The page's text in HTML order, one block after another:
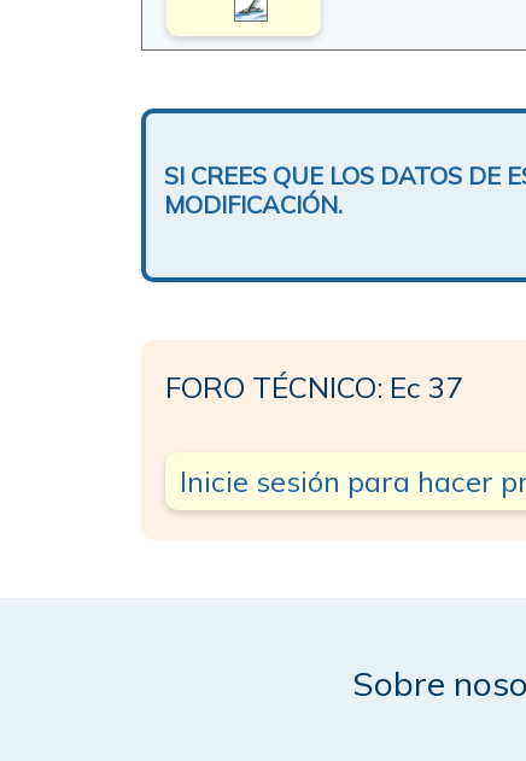
SI CREES QUE LOS DATOS DE
MODIFICACIÓN.
FORO TÉCNICO: Ec 37
Inicie sesión para hacer
Sobre